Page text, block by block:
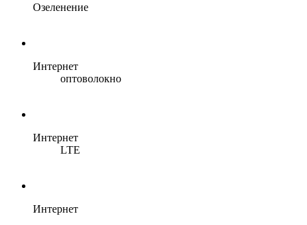
Озеленение
Интернет
оптоволокно
Интернет
LTE
Интернет